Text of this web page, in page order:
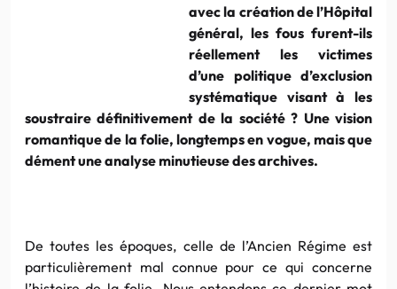
avec la création de l’Hôpital
général, les fous furent-ils
réellement les victimes
d’une politique d’exclusion
systématique visant à les
soustraire définitivement de la société ? Une vision
romantique de la folie, longtemps en vogue, mais que
dément une analyse minutieuse des archives.
De toutes les époques, celle de l’Ancien Régime est
particulièrement mal connue pour ce qui concerne